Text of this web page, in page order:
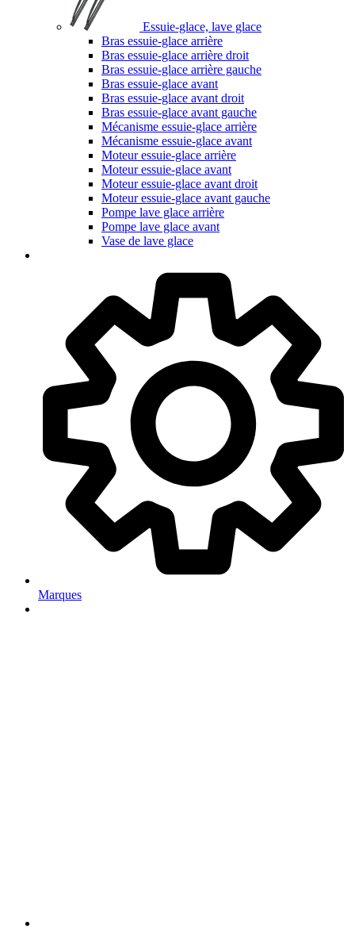
Essuie-glace, lave glace
Bras essuie-glace arrière
Bras essuie-glace arrière droit
Bras essuie-glace arrière gauche
Bras essuie-glace avant
Bras essuie-glace avant droit
Bras essuie-glace avant gauche
Mécanisme essuie-glace arrière
Mécanisme essuie-glace avant
Moteur essuie-glace arrière
Moteur essuie-glace avant
Moteur essuie-glace avant droit
Moteur essuie-glace avant gauche
Pompe lave glace arrière
Pompe lave glace avant
Vase de lave glace
Marques